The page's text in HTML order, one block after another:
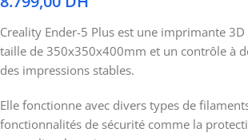
Creality Ender-5 Plus est une imprimante
taille de 350x350x400mm et un contrôle à
des impressions stables.
Elle fonctionne avec divers types de
fonctionnalités de sécurité comme la